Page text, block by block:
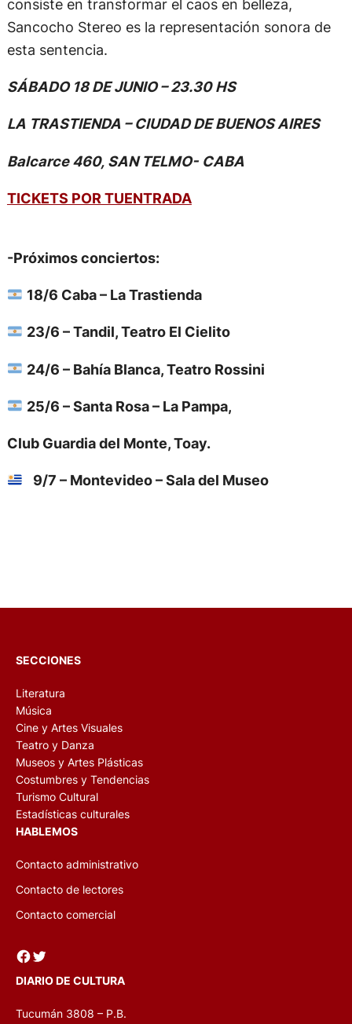
consiste en transformar el caos en belleza,
Sancocho Stereo es la representación sonora de
esta sentencia.
SÁBADO 18 DE JUNIO – 23.30 HS
LA TRASTIENDA – CIUDAD DE BUENOS AIRES
Balcarce 460, SAN TELMO- CABA
TICKETS POR TUENTRADA
-Próximos conciertos:
18/6 Caba – La Trastienda
23/6 – Tandil, Teatro El Cielito
24/6 – Bahía Blanca, Teatro Rossini
25/6 – Santa Rosa – La Pampa,
Club Guardia del Monte, Toay.
9/7 – Montevideo – Sala del Museo
SECCIONES
Literatura
Música
Cine y Artes Visuales
Teatro y Danza
Museos y Artes Plásticas
Costumbres y Tendencias
Turismo Cultural
Estadísticas culturales
HABLEMOS
Contacto administrativo
Contacto de lectores
Contacto comercial
Facebook Twitter
DIARIO DE CULTURA
Tucumán 3808 – P.B.